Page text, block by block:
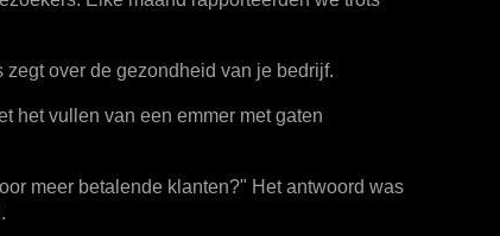
over de gezondheid van je bedrijf.
het vullen van een emmer met gaten
meer betalende klanten?" Het antwoord was